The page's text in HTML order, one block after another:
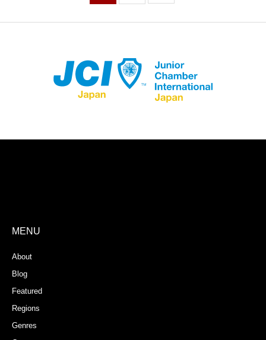
MENU
About
Blog
Featured
Regions
Genres